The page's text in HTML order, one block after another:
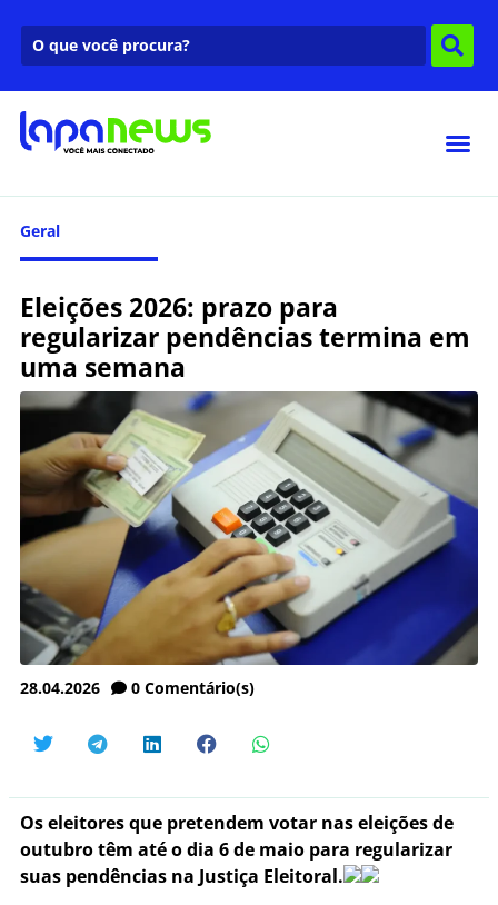
Geral
Eleições 2026: prazo para
regularizar pendências termina em
uma semana
28.04.2026 0 Comentário(s)
Os eleitores que pretendem votar nas eleições de
outubro têm até o dia 6 de maio para regularizar
suas pendências na Justiça Eleitoral.